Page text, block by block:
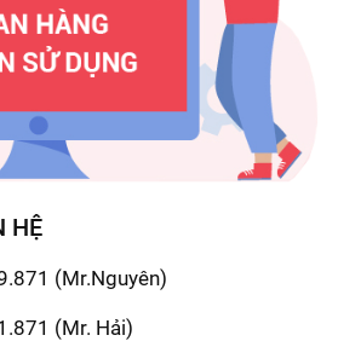
HỆ
(Mr.Nguyên)
(Mr. Hải)